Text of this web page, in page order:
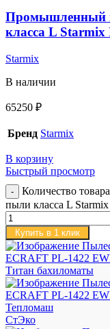
Промышленный
класса L
Starmix
В наличии
65250 ₽
Бренд Starmix
В корзину
Быстрый просмотр
Количество
пыли класса L
Купить в 1 клик
Титан бахиломаты
Тепломаш
СтЭко